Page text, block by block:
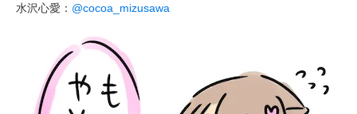
水沢心愛： @cocoa_mizusawa